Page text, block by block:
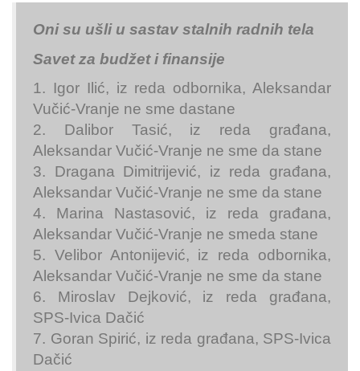
Oni su ušli u sastav stalnih radnih tela
Savet za budžet i finansije
1. Igor Ilić, iz reda odbornika, Aleksandar
Vučić-Vranje ne sme dastane
2. Dalibor Tasić, iz reda građana,
Aleksandar Vučić-Vranje ne sme da stane
3. Dragana Dimitrijević, iz reda građana,
Aleksandar Vučić-Vranje ne sme da stane
4. Marina Nastasović, iz reda građana,
Aleksandar Vučić-Vranje ne smeda stane
5. Velibor Antonijević, iz reda odbornika,
Aleksandar Vučić-Vranje ne sme da stane
6. Miroslav Dejković, iz reda građana,
SPS-Ivica Dačić
7. Goran Spirić, iz reda građana, SPS-Ivica
Dačić